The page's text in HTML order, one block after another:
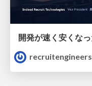
recruitengineers